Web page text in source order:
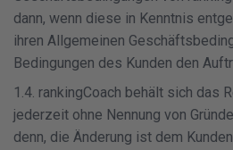
dann, wenn diese in Kenntnis
ihren Allgemeinen
Bedingungen des Kunden den
1.4. rankingCoach behält sich das
jederzeit ohne Nennung von
denn, die Änderung ist dem